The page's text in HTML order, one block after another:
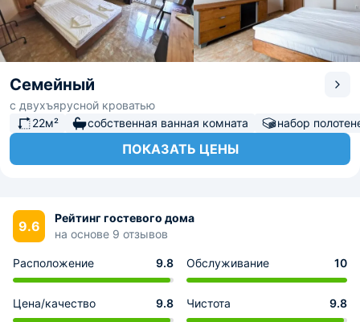
Семейный
с двухъярусной кроватью
22м²
собственная ванная комната набор
ПОКАЗАТЬ ЦЕНЫ
9.6
Рейтинг гостевого дома
на основе 9 отзывов
Расположение 9.8 Обслуживание 10
Цена/качество 9.8 Чистота 9.8